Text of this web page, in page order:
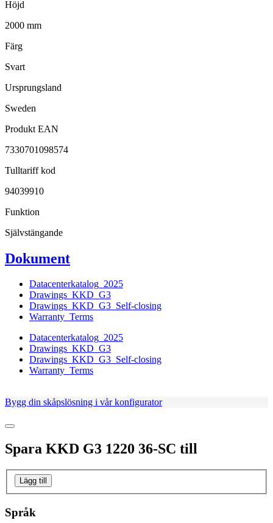
Höjd
2000 mm
Färg
Svart
Ursprungsland
Sweden
Produkt EAN
7330701098574
Tulltariff kod
94039910
Funktion
Självstängande
Dokument
Datacenterkatalog_2025
Drawings_KKD_G3
Drawings_KKD_G3_Self-closing
Warranty_Terms
Datacenterkatalog_2025
Drawings_KKD_G3
Drawings_KKD_G3_Self-closing
Warranty_Terms
Bygg din skåpslösning i vår konfigurator
Spara KKD G3 1220 36-SC till
Lägg till
Språk